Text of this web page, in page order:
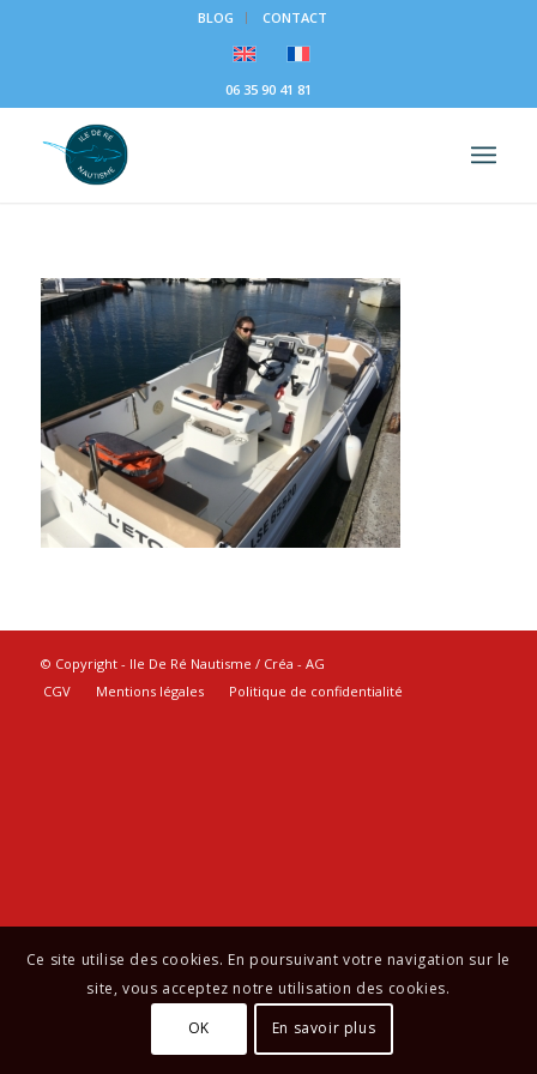
BLOG CONTACT
06 35 90 41 81
© Copyright - Ile De Ré Nautisme / Créa - AG
CGV
Mentions légales Politique de confidentialité
Ce site utilise des cookies. En poursuivant votre navigation sur le
site, vous acceptez notre utilisation des cookies.
OK
En savoir plus